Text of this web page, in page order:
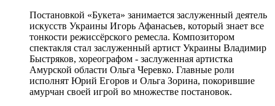
Постановкой «Букета» занимается заслуженный деятель
искусств Украины Игорь Афанасьев, который знает все
тонкости режиссёрского ремесла. Композитором
спектакля стал заслуженный артист Украины Владимир
Быстряков, хореографом - заслуженная артистка
Амурской области Ольга Черевко. Главные роли
исполнят Юрий Егоров и Ольга Зорина, покорившие
амурчан своей игрой во множестве постановок.